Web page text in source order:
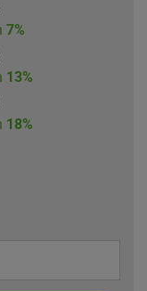
7%
13%
18%